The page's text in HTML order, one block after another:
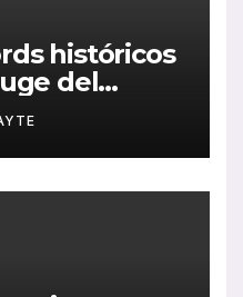
históricos
del
en San